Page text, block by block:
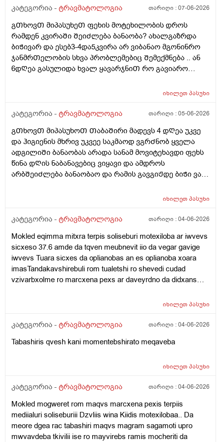
მივმართო პირველ რიგში ვიცი რომ ლაზერო თერაპია
ნერვს ათავისუფლებენ და ამ ლაზერო თერაპიის
გარდა დამჭირდება თუ არა ყურის ოპერაციაც რომ ეს
ნერვი მეორედ აღარ მომყვეს და ახლა ვარ 26 წლის
და თუ არის შანსი იმის მერე რაც ყური ამაგლიჯეს
ხერხემალზე ან სადმე რამე არასრულად ან
და იმის მერე ახლა მითუმეტეს სულ მძიმე ხასიათი
ასევთქვათ შინაგანად მკვდარი ვარ რას მირჩევთ
როგორ მოვიქცე რომ ეს ყველაფერი გამოვასწორო
რომ დავუბრუნდე ნორმალურ ცხოვრებას ყურიც
მეძაბება ხოლმე და ეს ძარრვიც მეჭიმება და ყრუდ
მტკივა ხან თავიც ამტკივდება ხოლმე და ჟრუანტელს
ვგრძნობ თავის არეში და მარცხხენა ლოყის არეში
პირველ რიგში ნერვის ამბავის მოგვარება მინდა
ძვლებიც ცუდად განვითარებულიყო? გადაღება
დამჭირდება ცხვირიც ჩამომეზარდა და ჩემი თავი
საერთოდ აღარ მომწონს და რა თანხებთან იქნება ეს
ყველაფერი დაახლოებით დაკავშირებული.ვის
მივმართო. გთხოვთ ამომწურავი პასუხი გამცეთ ამ
ფენომენთან.. ფიზკულტურის მასწავლებელმა
ამაგლიჯა ბავშვობაში ყური ხო და მარჯვენა ყურიც
ძარღვი პატარაზე გამოწული მარა ის იმდენად არა ის
გეოგრაფიის მასწავლებელმა მერხთან მჯდომარეს
ამახია ოღონდ ის ნაკლებად.. დავიღალე აღარ
რომ მომცეთ რა ბიუჯეტი მეყოფა სულ ამ
კატეგორია - ტრავმატოლოგია თარიღი :07-06-2026
გᲗხოვᲗ მიპასუხეᲗ ფეხის მოტეხილობის დროს
რამდენ კვირაᲨი ᲨეიᲫლება ბანაობა? ახალგაზრდა
ბიᲭივარ და ესებ3-4და5კვირა არ ვიბანაო მგონინრო
ჯანმრᲗელობის სხვა პრობლემებიც Შემექმნება .. ან
6დᲦეა გასულიდა ხვალ ყავარჯნიᲗ რო გავიარო
იხილეთპასუხი
კატეგორია - ტრავმატოლოგია თარიღი :05-06-2026
გᲗხოვᲗ მიპასუხოᲗ ᲗაბაᲨირი მადევს 4 დᲦეა უკვე
და ჰიგიენის მხრივ უკვეე საკმაოდ ვგრᲫნობ ყველა
ადგილიᲨი ბანაობას არადა სანამ მოვიტეხავდი ფეხს
წინა დᲦის ნაბანავებიც ვიყავი და ამდროს
არბᲨეიᲫლება ბანაობაო და რამის გავგიᲟდე ბიᲭი ვარ
ამდენი ხანი როარ ვიბანავებ არ ᲨეიᲫლება ისე რო
იხილეთპასუხი
კატეგორია - ტრავმატოლოგია თარიღი :04-06-2026
Mokled eqimma mitxra terpis soliseburi motexiloba ar iwvevs
sicxeso 37.6 amde da tqven meubnevit iio da vegar gavige
iwvevs Tuara sicxes da oplianobas an es oplianoba xoara
imasTandakavshirebuli rom tualetshi ro shevedi cudad
vzivarbxolme ro marcxena pexs ar daveyrdno da didxans
Sigrilezesheidzleba tuara gasvla aivanze jdomaიხილეთპასუხი
კატეგორია - ტრავმატოლოგია თარიღი :04-06-2026
Tabashiris qvesh kani momentebshirato meqaveba
იხილეთპასუხი
კატეგორია - ტრავმატოლოგია თარიღი :04-06-2026
Mokled mogweret rom maqvs marcxena pexis terpiis
mediialuri soliseburiii Dzvliis wina Kiidis motexilobaa.. Da
meore dgea rac tabashiri maqvs magram sagamoti upro
mwvavdeba tkivilii ise ro mayvirebs ramis mocheriti da